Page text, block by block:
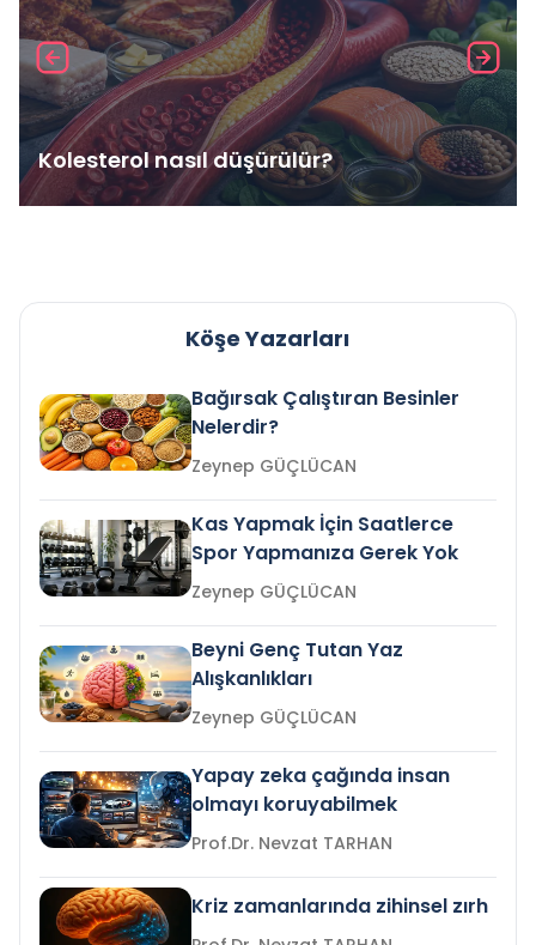
Kolesterol nasıl düşürülür?
Köşe Yazarları
Bağırsak Çalıştıran Besinler
Nelerdir?
Zeynep GÜÇLÜCAN
Kas Yapmak İçin Saatlerce
Spor Yapmanıza Gerek Yok
Zeynep GÜÇLÜCAN
Beyni Genç Tutan Yaz
Alışkanlıkları
Zeynep GÜÇLÜCAN
Yapay zeka çağında insan
olmayı koruyabilmek
Prof.Dr. Nevzat TARHAN
Kriz zamanlarında zihinsel zırh